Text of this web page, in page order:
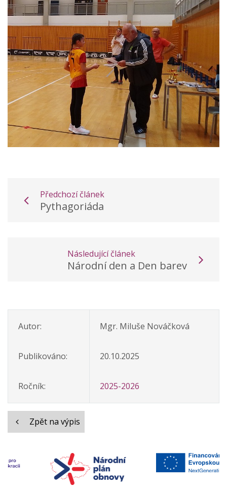
Předchozí článek
Pythagoriáda
Následující článek
Národní den a Den barev
Autor: Mgr. Miluše Nováčková
Publikováno: 20.10.2025
Ročník: 2025-2026
Zpět na výpis